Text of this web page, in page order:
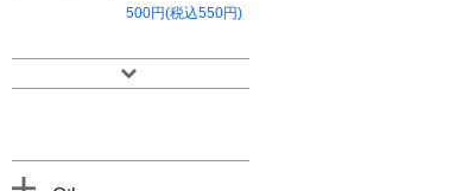
500円(税込550円)